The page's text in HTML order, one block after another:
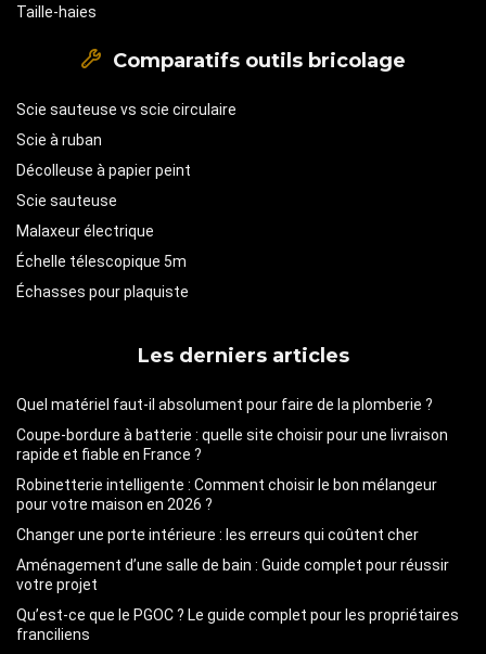
Taille-haies
Comparatifs outils bricolage
Scie sauteuse vs scie circulaire
Scie à ruban
Décolleuse à papier peint
Scie sauteuse
Malaxeur électrique
Échelle télescopique 5m
Échasses pour plaquiste
Les derniers articles
Quel matériel faut-il absolument pour faire de la plomberie ?
Coupe-bordure à batterie : quelle site choisir pour une livraison
rapide et fiable en France ?
Robinetterie intelligente : Comment choisir le bon mélangeur
pour votre maison en 2026 ?
Changer une porte intérieure : les erreurs qui coûtent cher
Aménagement d’une salle de bain : Guide complet pour réussir
votre projet
Qu’est-ce que le PGOC ? Le guide complet pour les propriétaires
franciliens